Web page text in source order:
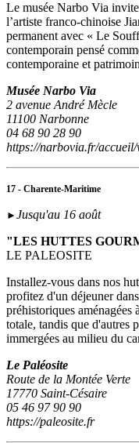
Le musée Narbo Via
l’artiste franco-chinoise
permanent avec « Le
contemporain pensé
contemporaine et
Musée Narbo Via
2 avenue André Mècle
11100 Narbonne
04 68 90 28 90
https://narbovia.fr/
17 - Charente-Maritime
► Jusqu'au 16 août
"LES HUTTES
LE PALEOSITE
Installez-vous dans nos
profitez d'un déjeuner
préhistoriques
totale, tandis que d'autres
immergées au milieu du
Le Paléosite
Route de la Montée Verte
17770 Saint-Césaire
05 46 97 90 90
https://paleosite.fr